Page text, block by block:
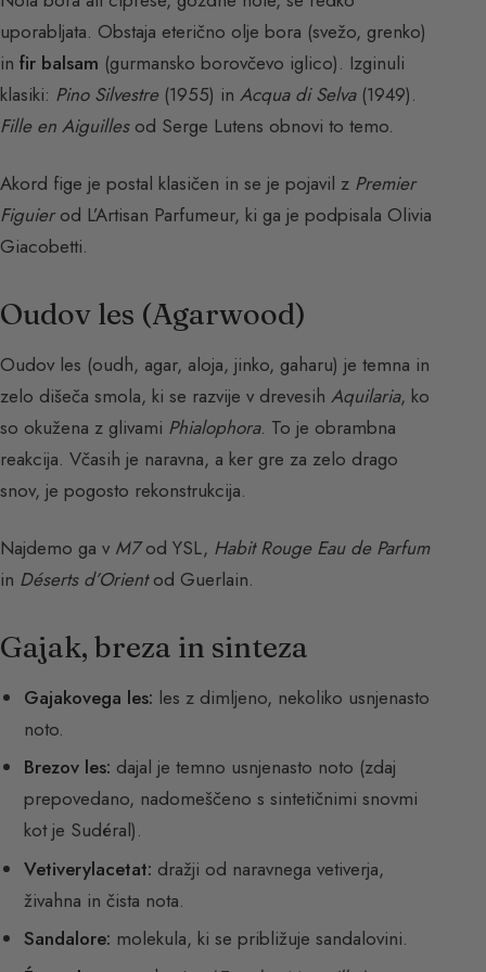
uporabljata. Obstaja eterično olje bora (svežo, grenko)
in fir balsam (gurmansko borovčevo iglico). Izginuli
klasiki: Pino Silvestre(1955) in Acqua di Selva(1949).
Fille en Aiguillesod Serge Lutens obnovi to temo.
Akord fige je postal klasičen in se je pojavil z Premier
Figuierod L’Artisan Parfumeur, ki ga je podpisala Olivia
Giacobetti.
Oudov les (Agarwood)
Oudov les (oudh, agar, aloja, jinko, gaharu) je temna in
zelo dišeča smola, ki se razvije v drevesih Aquilaria, ko
so okužena z glivami Phialophora. To je obrambna
reakcija. Včasih je naravna, a ker gre za zelo drago
snov, je pogosto rekonstrukcija.
Najdemo ga v M7od YSL, Habit Rouge Eau de Parfum
in Déserts d’Orientod Guerlain.
Gajak, breza in sinteza
Gajakovega les: les z dimljeno, nekoliko usnjenasto
noto.
Brezov les: dajal je temno usnjenasto noto (zdaj
prepovedano, nadomeščeno s sintetičnimi snovmi
kot je Sudéral).
Vetiverylacetat: dražji od naravnega vetiverja,
živahna in čista nota.
Sandalore: molekula, ki se približuje sandalovini.